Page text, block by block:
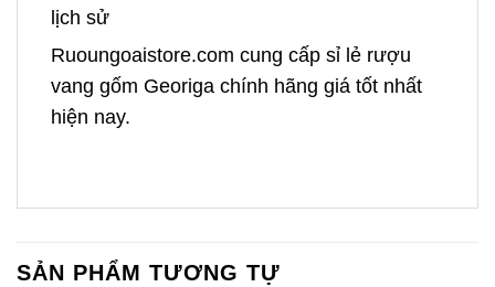
lịch sử
Ruoungoaistore.com cung cấp sỉ lẻ rượu
vang gốm Georiga chính hãng giá tốt nhất
hiện nay.
SẢN PHẨM TƯƠNG TỰ